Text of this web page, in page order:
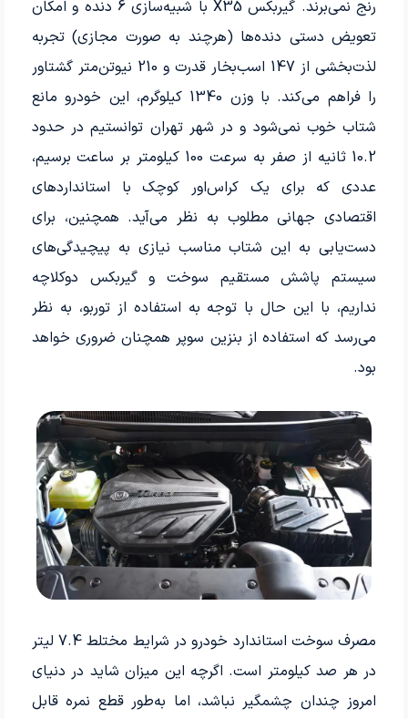
رنج نمی‌برند. گیربکس X35 با شبیه‌سازی 6 دنده و امکان
تعویض دستی دنده‌ها (هرچند به صورت مجازی) تجربه
لذت‌بخشی از 147 اسب‌بخار قدرت و 210 نیوتن‌متر گشتاور
را فراهم می‌کند. با وزن 1340 کیلوگرم، این خودرو مانع
شتاب خوب نمی‌شود و در شهر تهران توانستیم در حدود
10.2 ثانیه از صفر به سرعت 100 کیلومتر بر ساعت برسیم،
عددی که برای یک کراس‌اور کوچک با استانداردهای
اقتصادی جهانی مطلوب به نظر می‌آید. همچنین، برای
دست‌یابی به این شتاب مناسب نیازی به پیچیدگی‌های
سیستم پاشش مستقیم سوخت و گیربکس دوکلاچه
نداریم، با این حال با توجه به استفاده از توربو، به نظر
می‌رسد که استفاده از بنزین سوپر همچنان ضروری خواهد
بود.
مصرف سوخت استاندارد خودرو در شرایط مختلط 7.4 لیتر
در هر صد کیلومتر است. اگرچه این میزان شاید در دنیای
امروز چندان چشمگیر نباشد، اما به‌طور قطع نمره قابل